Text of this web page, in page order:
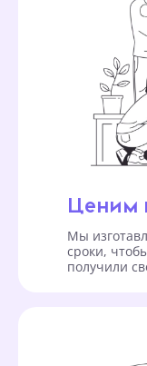
Ценим
Мы
сроки,
получили